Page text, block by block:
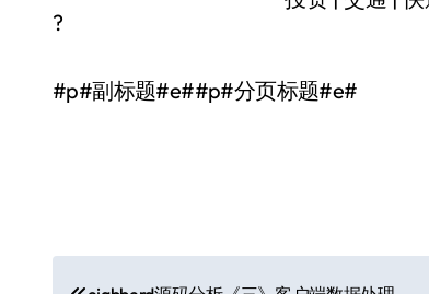
?
#p#副标题#e##p#分页标题#e#
文